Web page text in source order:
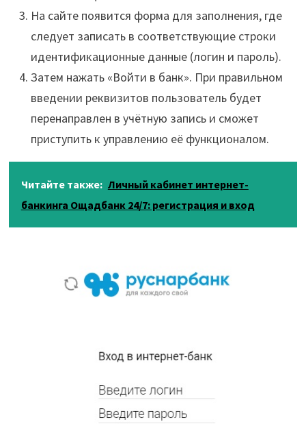
На сайте появится форма для заполнения, где
следует записать в соответствующие строки
идентификационные данные (логин и пароль).
Затем нажать «Войти в банк». При правильном
введении реквизитов пользователь будет
перенаправлен в учётную запись и сможет
приступить к управлению её функционалом.
Читайте также: Личный кабинет интернет-
банкинга Ощадбанк 24/7: регистрация и вход